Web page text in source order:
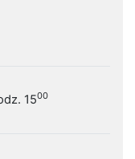
1500